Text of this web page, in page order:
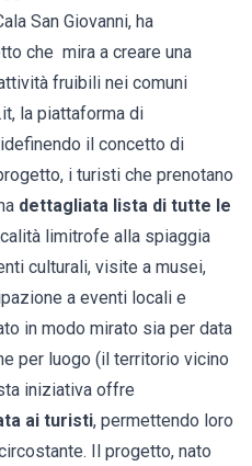
San Giovanni, ha
che mira a creare una
fruibili nei comuni
la piattaforma di
il concetto di
i turisti che prenotano
dettagliata lista di tutte le
limitrofe alla spiaggia
culturali, visite a musei,
a eventi locali e
in modo mirato sia per data
per luogo (il territorio vicino
iniziativa offre
ai turisti, permettendo loro
Il progetto, nato